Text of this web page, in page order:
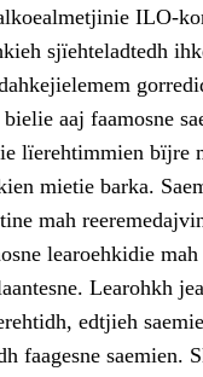
ILO-
sjïehteladtedh
aaj faamosne
lïerehtimmien bïjre
mietie barka.
mah
learoehkidie
Learohkh
edtjieh
faagesne saemien.